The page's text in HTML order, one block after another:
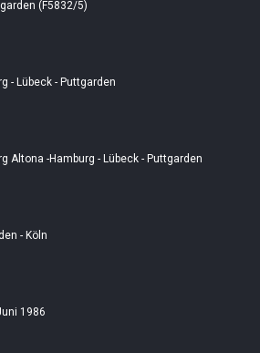
(F5832/5)
- Lübeck - Puttgarden
Altona -Hamburg - Lübeck - Puttgarden
- Köln
1986